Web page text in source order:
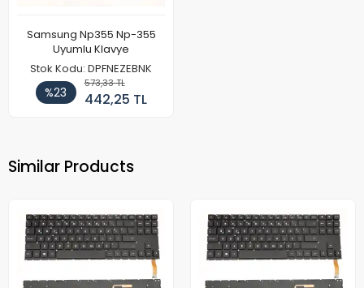
Samsung Np355 Np-355
Uyumlu Klavye
Stok Kodu: DPFNEZEBNK
%23
573,33 TL
442,25 TL
Similar Products